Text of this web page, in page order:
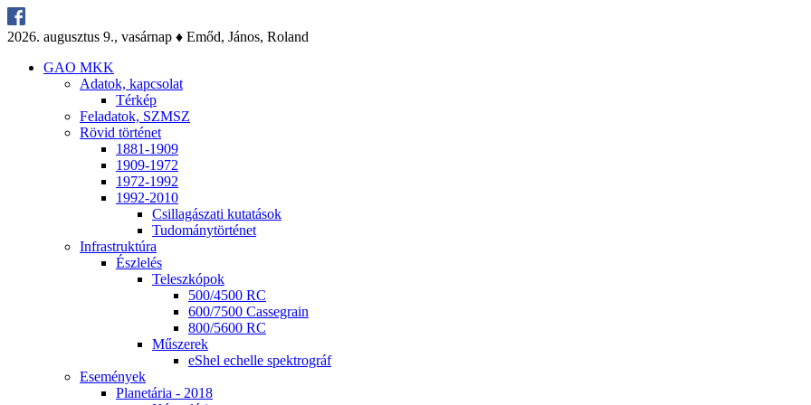
2026. au­gusz­tus 9., va­sár­nap ♦ Emőd, Já­nos, Ro­land
GAO MKK
Ada­tok, kap­cso­lat
Tér­kép
Fel­ada­tok, SZMSZ
Rö­vid tör­té­net
1881-1909
1909-1972
1972-1992
1992-2010
Csil­la­gá­sza­ti ku­ta­tá­sok
Tu­do­mány­tör­té­net
Inf­ra­struk­tú­ra
Ész­le­lés
Te­lesz­kó­pok
500/4500 RC
600/7500 Cas­seg­ra­in
800/5600 RC
Mű­sze­rek
eS­hel echel­le spekt­ro­gráf
Ese­mé­nyek
Pla­ne­tá­ria - 2018